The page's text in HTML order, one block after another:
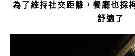
為了維持社交距離，餐廳也採
舒適了